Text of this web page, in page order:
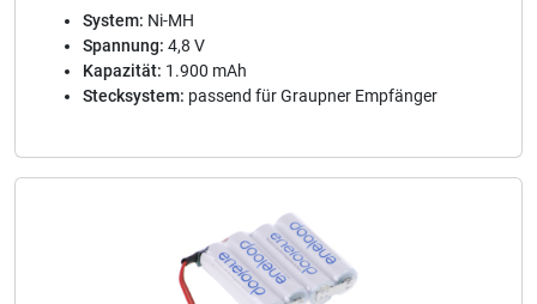
System: Ni-MH
Spannung: 4,8 V
Kapazität: 1.900 mAh
Stecksystem: passend für Graupner Empfänger